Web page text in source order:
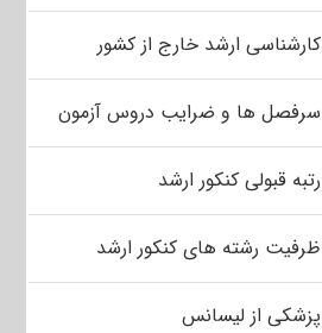
کارشناسی ارشد خارج از کشور
سرفصل ها و ضرایب دروس آزمون
رتبه قبولی کنکور ارشد
ظرفیت رشته های کنکور ارشد
پزشکی از لیسانس